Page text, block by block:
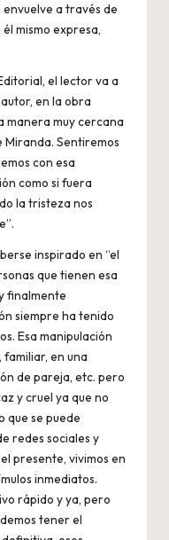
a través de
mismo expresa,
el lector va a
en la obra
manera muy cercana
Miranda. Sentiremos
con esa
como si fuera
la tristeza nos
inspirado en “el
que tienen esa
finalmente
siempre ha tenido
Esa manipulación
en una
de pareja, etc. pero
y cruel ya que no
que se puede
redes sociales y
presente, vivimos en
inmediatos.
rápido y ya, pero
tener el